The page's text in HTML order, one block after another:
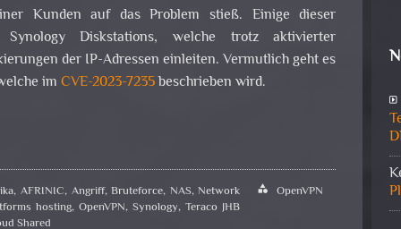
Kunden auf das Problem stieß. Einige dieser
Diskstations, welche trotz aktivierter
der IP-Adressen einleiten. Vermutlich geht es
im CVE-2023-7235beschrieben wird.
, AFRINIC, Angriff,Bruteforce, NAS,Network
hosting,OpenVPN,Synology,Teraco JHB
Shared
category OpenVPN